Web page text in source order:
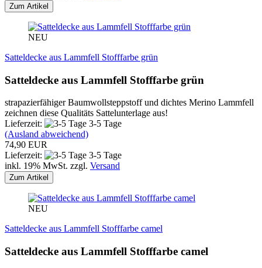
Zum Artikel
NEU
Satteldecke aus Lammfell Stofffarbe grün
Satteldecke aus Lammfell Stofffarbe grün
strapazierfähiger Baumwollsteppstoff und dichtes Merino Lammfell
zeichnen diese Qualitäts Sattelunterlage aus!
Lieferzeit:
3-5 Tage
(Ausland abweichend)
74,90 EUR
Lieferzeit:
3-5 Tage
inkl. 19% MwSt. zzgl. Versand
Zum Artikel
NEU
Satteldecke aus Lammfell Stofffarbe camel
Satteldecke aus Lammfell Stofffarbe camel